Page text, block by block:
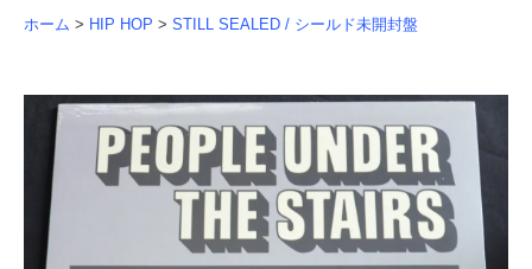
ホーム > HIP HOP > STILL SEALED / シールド未開封盤